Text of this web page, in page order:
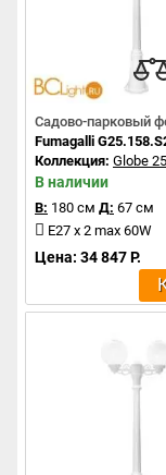
Садово-парковый
Fumagalli
Коллекция: Globe
В наличии
В: 180 см Д: 67 см
E27 x 2 max 60W
Цена: 34 847 Р.